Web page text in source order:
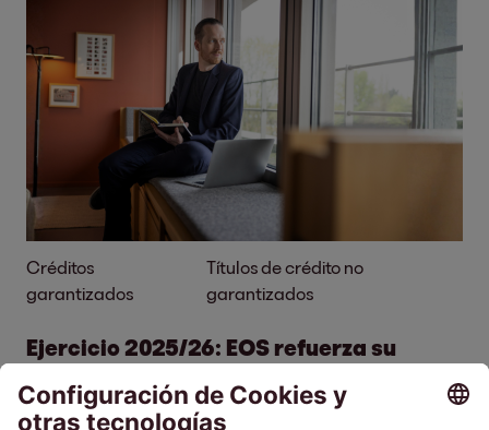
Créditos
garantizados
Títulos de crédito no
garantizados
Ejercicio 2025/26: EOS refuerza su
20 jul 2026 4 minutos